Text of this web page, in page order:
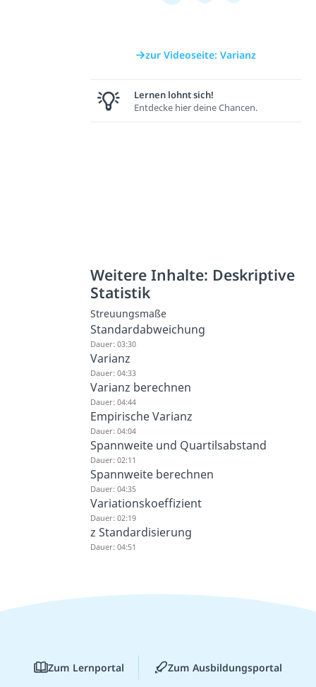
zur Videoseite: Varianz
Lernen lohnt sich!
Entdecke hier deine Chancen.
Weitere Inhalte: Deskriptive
Statistik
Streuungsmaße
Standardabweichung
Dauer: 03:30
Varianz
Dauer: 04:33
Varianz berechnen
Dauer: 04:44
Empirische Varianz
Dauer: 04:04
Spannweite und Quartilsabstand
Dauer: 02:11
Spannweite berechnen
Dauer: 04:35
Variationskoeffizient
Dauer: 02:19
z Standardisierung
Dauer: 04:51
Zum Lernportal Zum Ausbildungsportal